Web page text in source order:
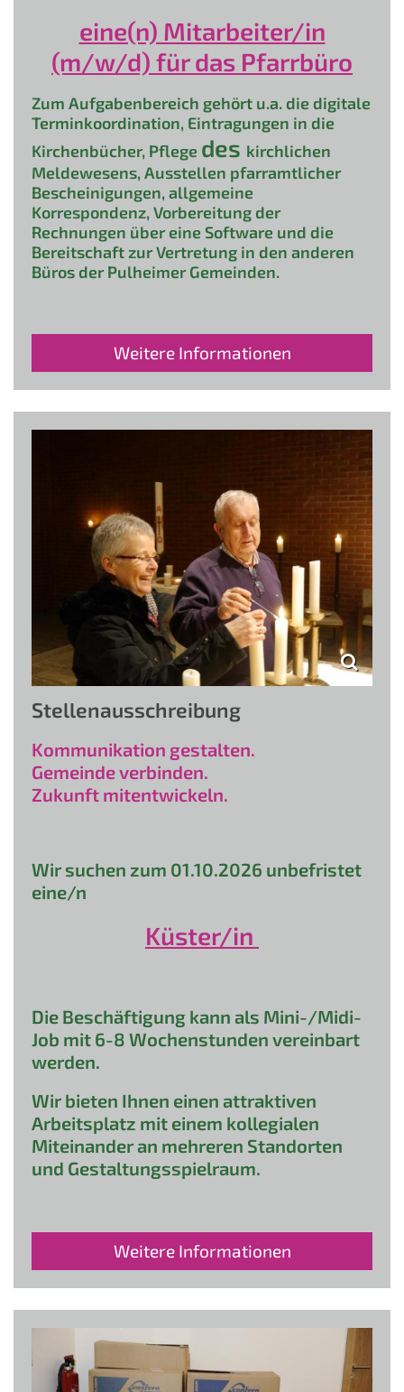
eine(n) Mitarbeiter/in
(m/w/d) für das Pfarrbüro
Zum Aufgabenbereich gehört u.a. die digitale
Terminkoordination, Eintragungen in die
Kirchenbücher, Pflege des kirchlichen
Meldewesens, Ausstellen pfarramtlicher
Bescheinigungen, allgemeine
Korrespondenz, Vorbereitung der
Rechnungen über eine Software und die
Bereitschaft zur Vertretung in den anderen
Büros der Pulheimer Gemeinden.
Weitere Informationen
Stellenausschreibung
Kommunikation gestalten.
Gemeinde verbinden.
Zukunft mitentwickeln.
Wir suchen zum 01.10.2026 unbefristet
eine/n
Küster/in
Die Beschäftigung kann als Mini-/Midi-
Job mit 6-8 Wochenstunden vereinbart
werden.
Wir bieten Ihnen einen attraktiven
Arbeitsplatz mit einem kollegialen
Miteinander an mehreren Standorten
und Gestaltungsspielraum.
Weitere Informationen